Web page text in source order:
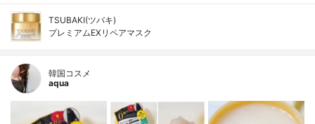
TSUBAKI(ツバキ)
プレミアムEXリペアマスク
韓国コスメ
aqua